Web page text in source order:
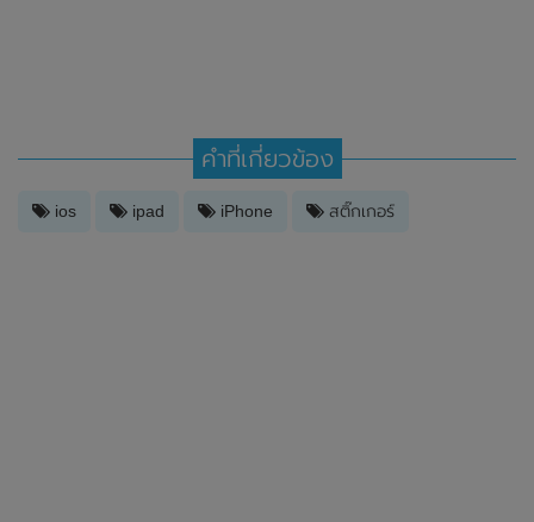
คำที่เกี่ยวข้อง
ios ipad iPhone สติ๊กเกอร์